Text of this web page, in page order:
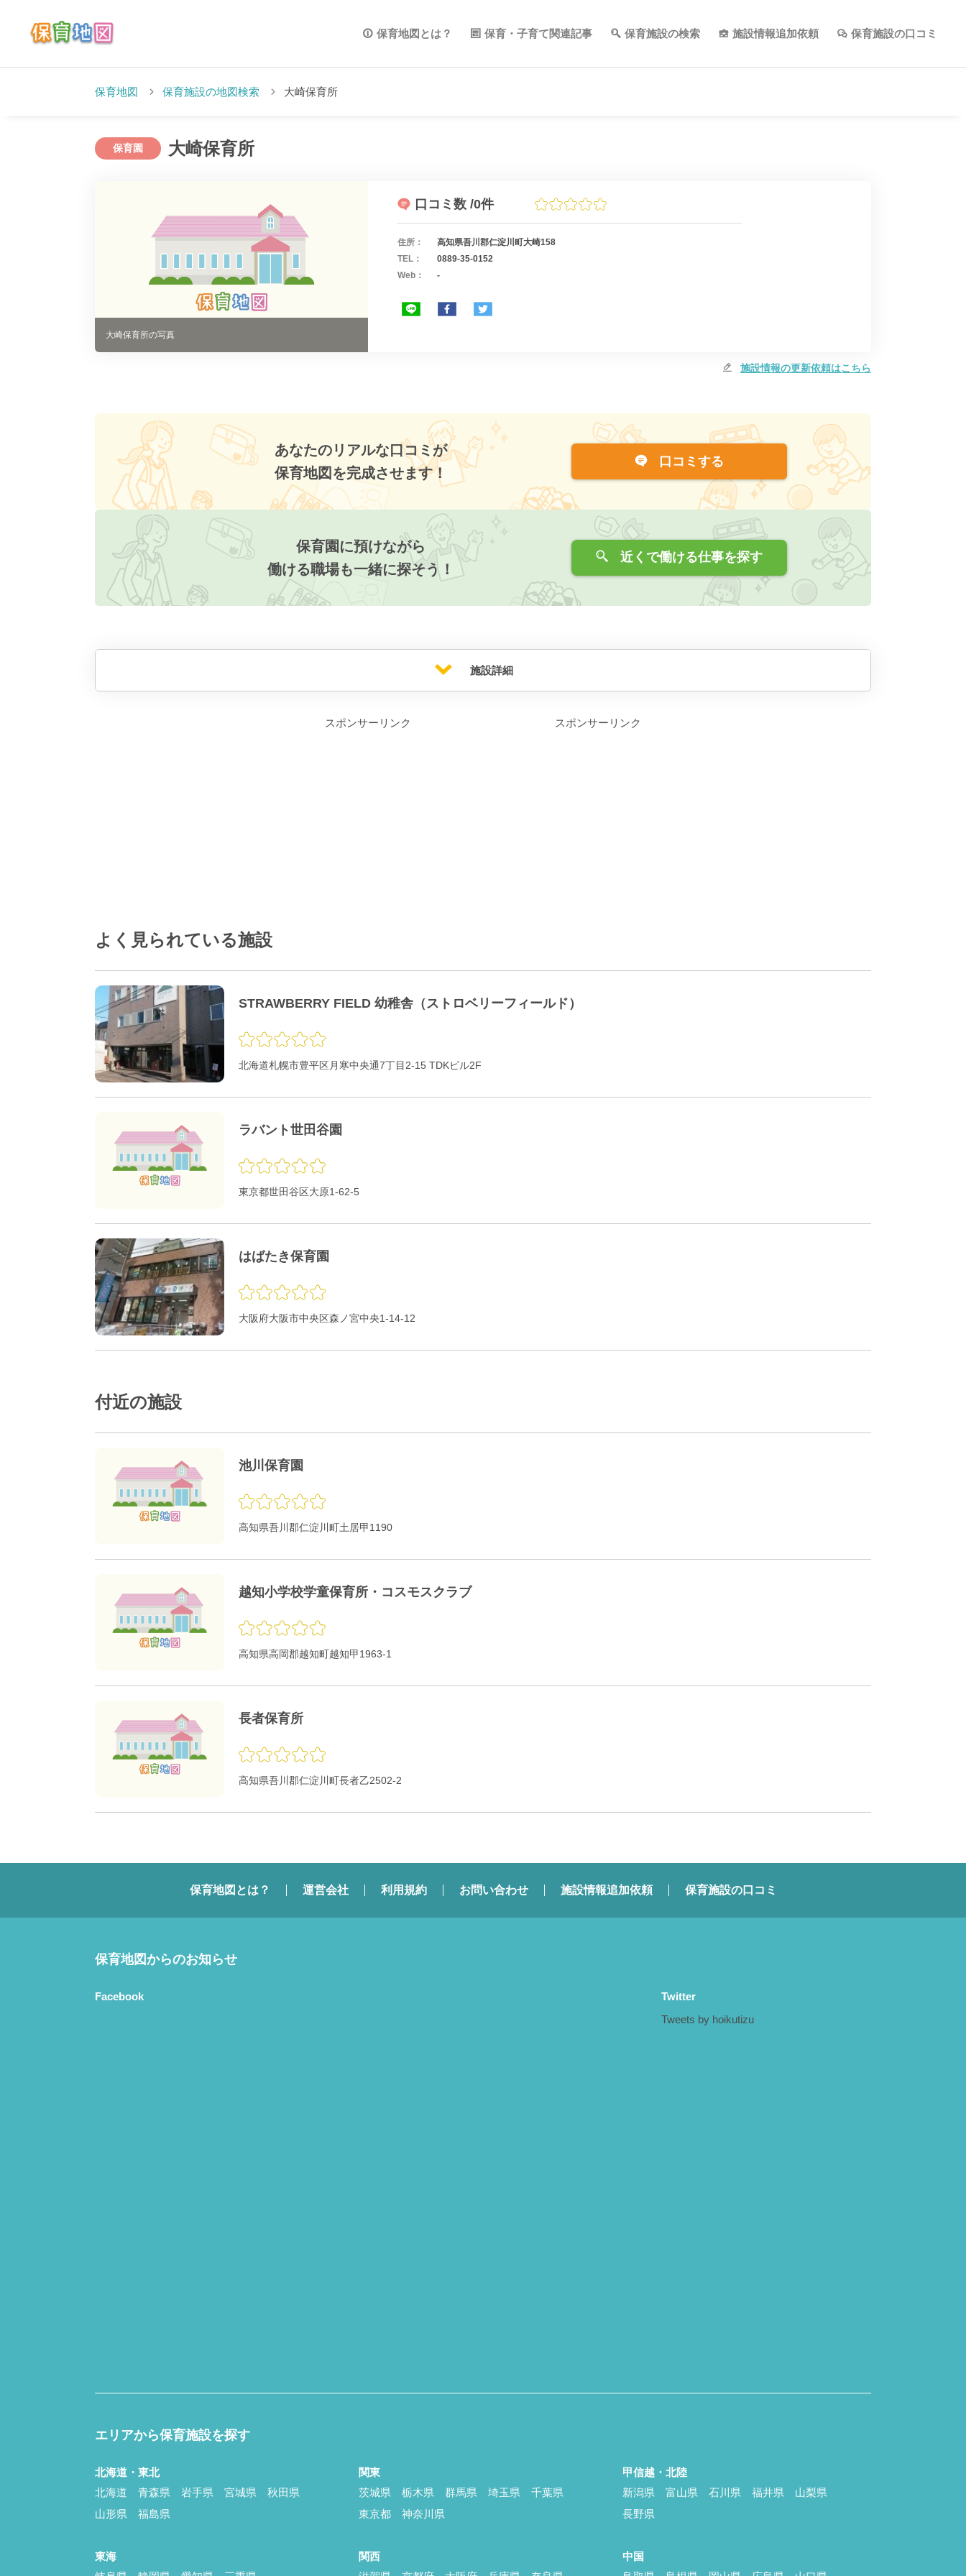
保育地図とは？ 保育・子育て関連記事 保育施設の検索 施設情報追加依頼 保育施設の口コミ
保育地図 保育施設の地図検索 大崎保育所
保育園 大崎保育所
大崎保育所の写真
口コミ数 /0件
住所：
高知県吾川郡仁淀川町大崎158
TEL：
0889-35-0152
Web：
-
施設情報の更新依頼はこちら
あなたのリアルな口コミが
保育地図を完成させます！
口コミする
保育園に預けながら
働ける職場も一緒に探そう！
近くで働ける仕事を探す
施設詳細
スポンサーリンク スポンサーリンク
よく見られている施設
STRAWBERRY FIELD 幼稚舎（ストロベリーフィールド）
北海道札幌市豊平区月寒中央通7丁目2-15 TDKビル2F
ラバント世田谷園
東京都世田谷区大原1-62-5
はばたき保育園
大阪府大阪市中央区森ノ宮中央1-14-12
付近の施設
池川保育園
高知県吾川郡仁淀川町土居甲1190
越知小学校学童保育所・コスモスクラブ
高知県高岡郡越知町越知甲1963-1
長者保育所
高知県吾川郡仁淀川町長者乙2502-2
保育地図とは？ 運営会社 利用規約 お問い合わせ 施設情報追加依頼 保育施設の口コミ
保育地図からのお知らせ
Facebook
Twitter
Tweets by hoikutizu
エリアから保育施設を探す
北海道・東北
北海道
青森県 岩手県 宮城県
秋田県
山形県
福島県
関東
茨城県
栃木県 群馬県 埼玉県
千葉県
東京都
神奈川県
甲信越・北陸
新潟県
富山県 石川県 福井県
山梨県
長野県
東海
関西
中国